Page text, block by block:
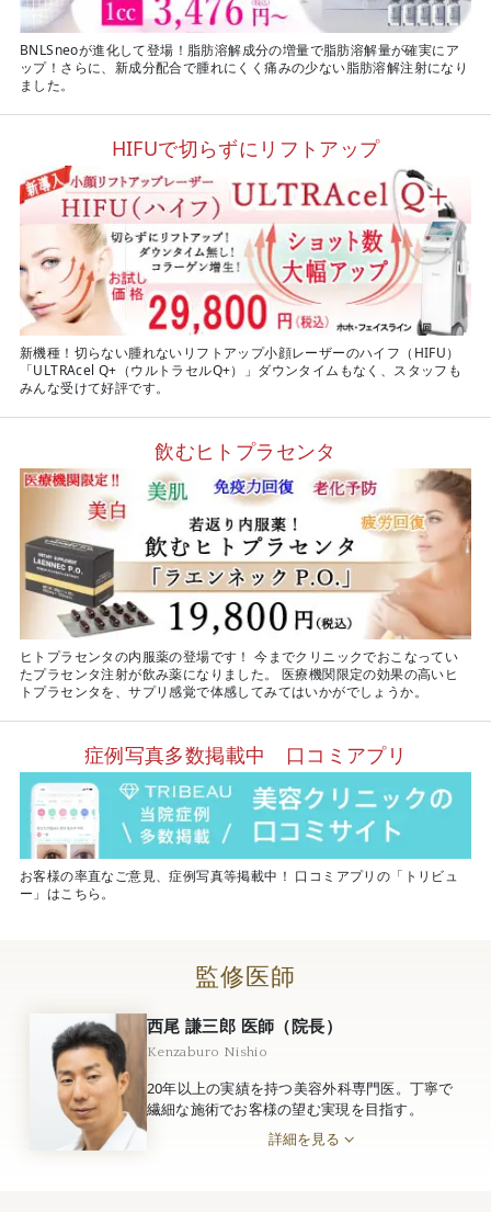
BNLSneoが進化して登場！脂肪溶解成分の増量で脂肪溶解量が確実にア
ップ！さらに、新成分配合で腫れにくく痛みの少ない脂肪溶解注射になり
ました。
HIFUで切らずにリフトアップ
新機種！切らない腫れないリフトアップ小顔レーザーのハイフ（HIFU）
「ULTRAcel Q+（ウルトラセルQ+）」ダウンタイムもなく、スタッフも
みんな受けて好評です。
飲むヒトプラセンタ
ヒトプラセンタの内服薬の登場です！ 今までクリニックでおこなってい
たプラセンタ注射が飲み薬になりました。 医療機関限定の効果の高いヒ
トプラセンタを、サプリ感覚で体感してみてはいかがでしょうか。
症例写真多数掲載中 口コミアプリ
お客様の率直なご意見、症例写真等掲載中！ 口コミアプリの「トリビュ
ー」はこちら。
監修医師
西尾 謙三郎 医師（院長）
Kenzaburo Nishio
20年以上の実績を持つ美容外科専門医。丁寧で
繊細な施術でお客様の望む実現を目指す。
詳細を見る